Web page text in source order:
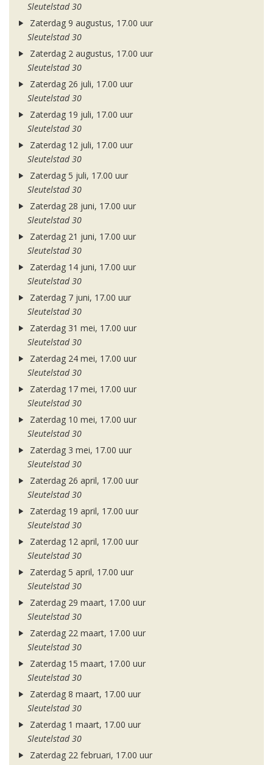
Sleutelstad 30
Zaterdag 9 augustus, 17.00 uur
Sleutelstad 30
Zaterdag 2 augustus, 17.00 uur
Sleutelstad 30
Zaterdag 26 juli, 17.00 uur
Sleutelstad 30
Zaterdag 19 juli, 17.00 uur
Sleutelstad 30
Zaterdag 12 juli, 17.00 uur
Sleutelstad 30
Zaterdag 5 juli, 17.00 uur
Sleutelstad 30
Zaterdag 28 juni, 17.00 uur
Sleutelstad 30
Zaterdag 21 juni, 17.00 uur
Sleutelstad 30
Zaterdag 14 juni, 17.00 uur
Sleutelstad 30
Zaterdag 7 juni, 17.00 uur
Sleutelstad 30
Zaterdag 31 mei, 17.00 uur
Sleutelstad 30
Zaterdag 24 mei, 17.00 uur
Sleutelstad 30
Zaterdag 17 mei, 17.00 uur
Sleutelstad 30
Zaterdag 10 mei, 17.00 uur
Sleutelstad 30
Zaterdag 3 mei, 17.00 uur
Sleutelstad 30
Zaterdag 26 april, 17.00 uur
Sleutelstad 30
Zaterdag 19 april, 17.00 uur
Sleutelstad 30
Zaterdag 12 april, 17.00 uur
Sleutelstad 30
Zaterdag 5 april, 17.00 uur
Sleutelstad 30
Zaterdag 29 maart, 17.00 uur
Sleutelstad 30
Zaterdag 22 maart, 17.00 uur
Sleutelstad 30
Zaterdag 15 maart, 17.00 uur
Sleutelstad 30
Zaterdag 8 maart, 17.00 uur
Sleutelstad 30
Zaterdag 1 maart, 17.00 uur
Sleutelstad 30
Zaterdag 22 februari, 17.00 uur